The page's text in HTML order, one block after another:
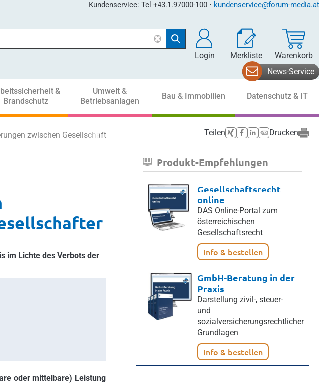
Kundenservice: Tel +43.1.97000-100 • kundenservice@forum-media.at
Login Merkliste Warenkorb
News-Service
&
Brandschutz
Umwelt &
Betriebsanlagen
Bau & Immobilien Datenschutz & IT
zwischen Gesellschaft und Gesellschafter
im Lichte des Verbots der
oder mittelbare) Leistung
Teilen Drucken
Produkt-Empfehlungen
Gesellschaftsrecht
online
DAS Online-Portal zum
österreichischen
Gesellschaftsrecht
Info & bestellen
GmbH-Beratung in der
Praxis
Darstellung zivil-, steuer-
und
sozialversicherungsrechtlicher
Grundlagen
Info & bestellen